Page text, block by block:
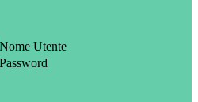
Nome Utente
Password